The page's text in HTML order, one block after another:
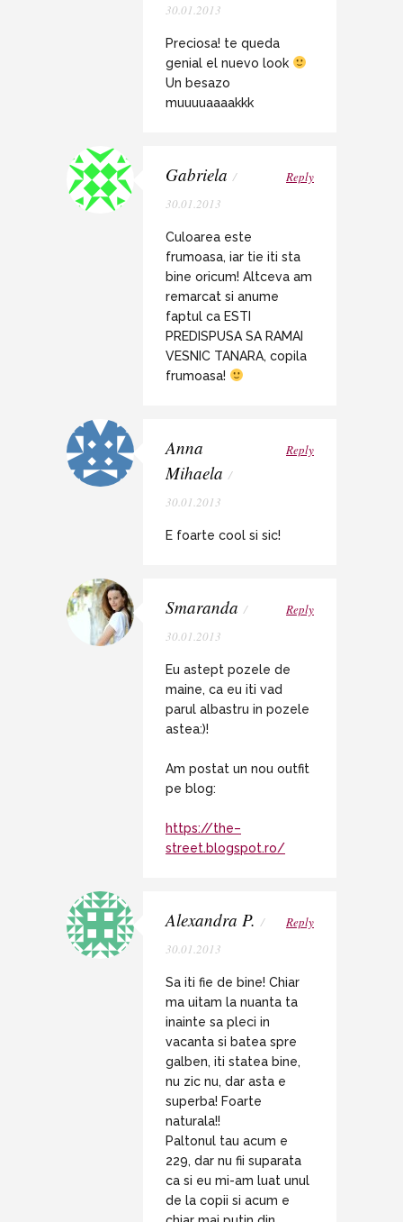
30.01.2013
Preciosa! te queda
genial el nuevo look
Un besazo
muuuuaaaakkk
Gabriela /
30.01.2013
Reply
Culoarea este
frumoasa, iar tie iti sta
bine oricum! Altceva am
remarcat si anume
faptul ca ESTI
PREDISPUSA SA RAMAI
VESNIC TANARA, copila
frumoasa!
Anna
Mihaela /
30.01.2013
Reply
E foarte cool si sic!
Smaranda /
30.01.2013
Reply
Eu astept pozele de
maine, ca eu iti vad
parul albastru in pozele
astea:)!
Am postat un nou outfit
pe blog:
https://the–
street.blogspot.ro/
Alexandra P. /
30.01.2013
Reply
Sa iti fie de bine! Chiar
ma uitam la nuanta ta
inainte sa pleci in
vacanta si batea spre
galben, iti statea bine,
nu zic nu, dar asta e
superba! Foarte
naturala!!
Paltonul tau acum e
229, dar nu fii suparata
ca si eu mi-am luat unul
de la copii si acum e